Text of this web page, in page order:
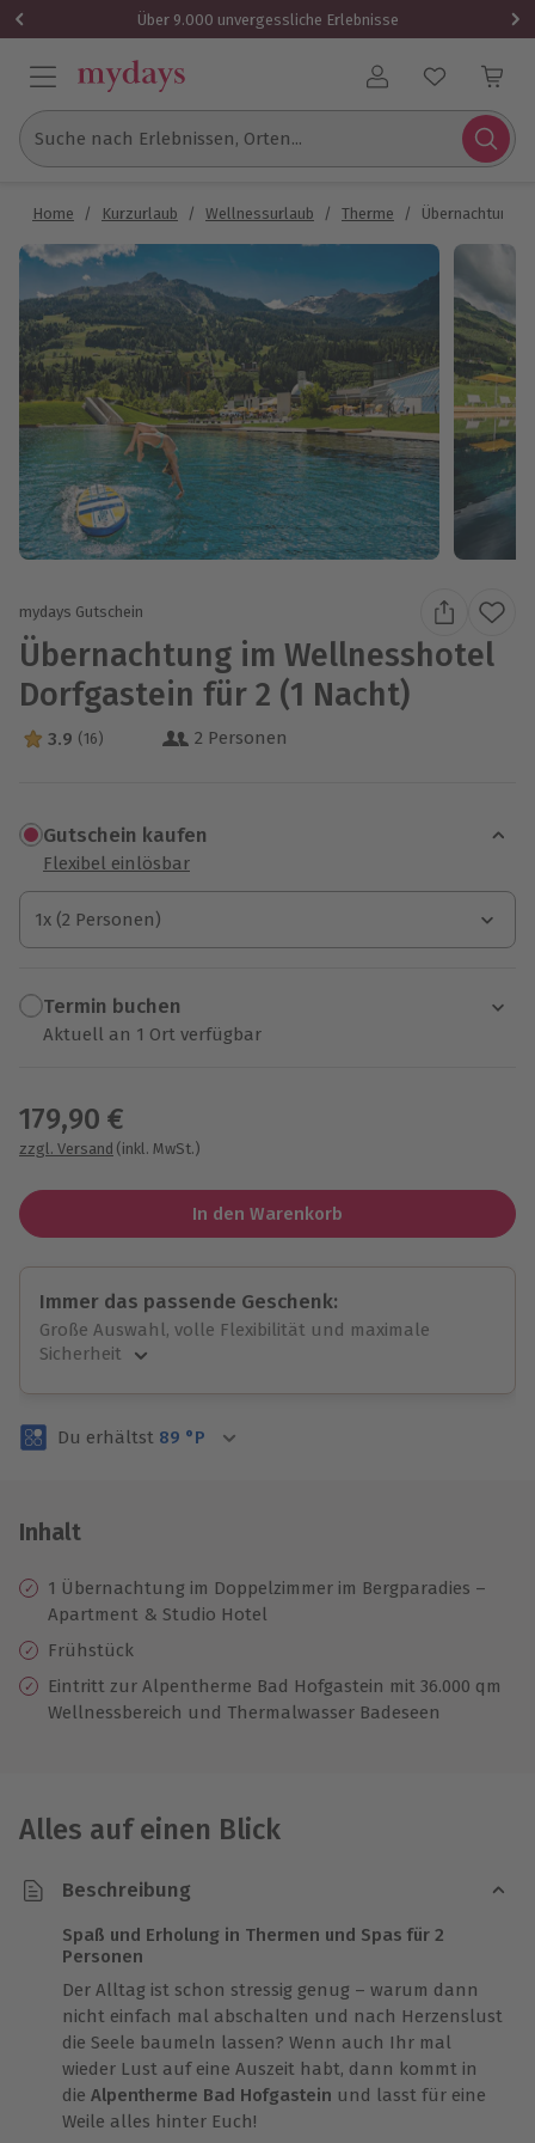
Über 9.000 unvergessliche Erlebnisse
Benutzerkonto
Suche nach Erlebnissen, Orten...
Home / Kurzurlaub / Wellnessurlaub / Therme / Übernachtung
mydays Gutschein
Übernachtung im Wellnesshotel
Dorfgastein für 2 (1 Nacht)
3.9 Sterne von 5 aus 16 Bewertungen
3.9 (16) 2 Personen
Gutschein kaufen
Flexibel einlösbar
1x (2 Personen)
1x (2 Personen)
1x (2 Personen)
Termin buchen
Aktuell an 1 Ort verfügbar
179,90 €
zzgl. Versand (inkl. MwSt.)
In den Warenkorb
Immer das passende Geschenk:
Große Auswahl, volle Flexibilität und maximale
Sicherheit
Volle Flexibilität
3 Jahre gültig & verlängerbar.
Du erhältst 89 °P
Inhalt
1 Übernachtung im Doppelzimmer im Bergparadies –
Apartment & Studio Hotel
Frühstück
Eintritt zur Alpentherme Bad Hofgastein mit 36.000 qm
Wellnessbereich und Thermalwasser Badeseen
Alles auf einen Blick
Beschreibung
Spaß und Erholung in Thermen und Spas für 2
Personen
Der Alltag ist schon stressig genug – warum dann
nicht einfach mal abschalten und nach Herzenslust
die Seele baumeln lassen? Wenn auch Ihr mal
wieder Lust auf eine Auszeit habt, dann kommt in
die Alpentherme Bad Hofgastein und lasst für eine
Weile alles hinter Euch!